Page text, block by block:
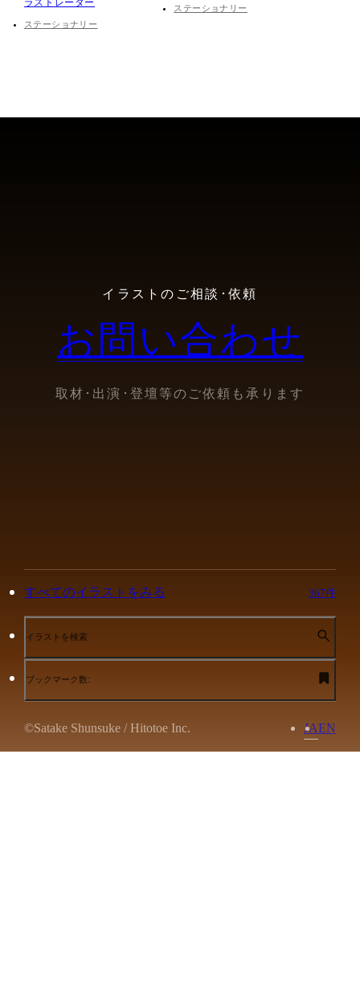
ラストレーター
ステーショナリー
ステーショナリー
イラストのご相談･依頼
お問い合わせ
取材･出演･登壇等のご依頼も承ります
すべてのイラストをみる 367件
イラストを検索
ブックマーク数:
©Satake Shunsuke / Hitotoe Inc. JAEN